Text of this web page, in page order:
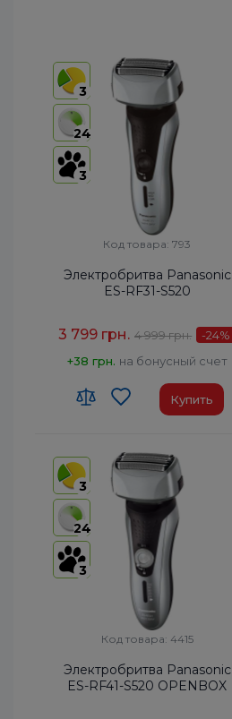
3
24
3
Код товара: 793
Электробритва Panasonic
ES-RF31-S520
3 799 грн. 4 999 грн. -24%
+38 грн. на бонусный счет
Купить
3
24
3
Код товара: 4415
Электробритва Panasonic
ES-RF41-S520 OPENBOX